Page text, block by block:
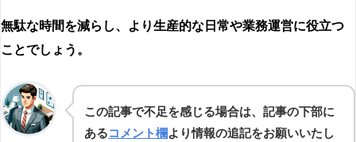
無駄な時間を減らし、より生産的な日常や業務運営に役立つ
ことでしょう。
この記事で不足を感じる場合は、記事の下部に
あるコメント欄より情報の追記をお願いいたし